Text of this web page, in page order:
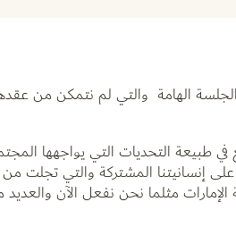
الهامة والتي لم نتمكن من
في طبيعة التحديات التي يواجهها
إنسانيتنا المشتركة والتي تجلت من